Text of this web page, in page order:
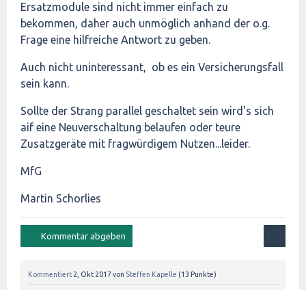
Ersatzmodule sind nicht immer einfach zu
bekommen, daher auch unmöglich anhand der o.g.
Frage eine hilfreiche Antwort zu geben.
Auch nicht uninteressant, ob es ein Versicherungsfall
sein kann.
Sollte der Strang parallel geschaltet sein wird's sich
aif eine Neuverschaltung belaufen oder teure
Zusatzgeräte mit fragwürdigem Nutzen...leider.
MfG
Martin Schorlies
Kommentiert 2, Okt 2017von Steffen Kapelle (13 Punkte)